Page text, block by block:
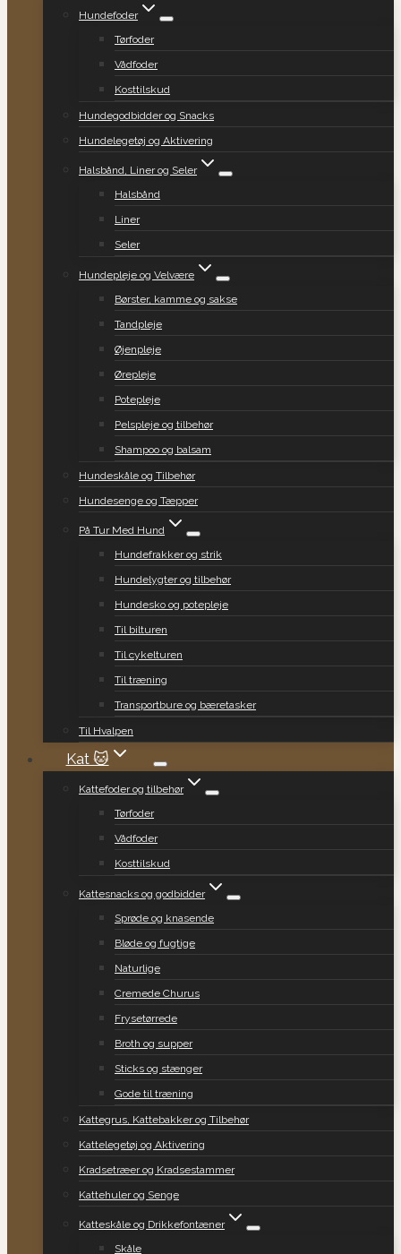
Hundefoder
Tørfoder
Vådfoder
Kosttilskud
Hundegodbidder og Snacks
Hundelegetøj og Aktivering
Halsbånd, Liner og Seler
Halsbånd
Liner
Seler
Hundepleje og Velvære
Børster, kamme og sakse
Tandpleje
Øjenpleje
Ørepleje
Potepleje
Pelspleje og tilbehør
Shampoo og balsam
Hundeskåle og Tilbehør
Hundesenge og Tæpper
På Tur Med Hund
Hundefrakker og strik
Hundelygter og tilbehør
Hundesko og potepleje
Til bilturen
Til cykelturen
Til træning
Transportbure og bæretasker
Til Hvalpen
Kat 🐱
Kattefoder og tilbehør
Tørfoder
Vådfoder
Kosttilskud
Kattesnacks og godbidder
Sprøde og knasende
Bløde og fugtige
Naturlige
Cremede Churus
Frysetørrede
Broth og supper
Sticks og stænger
Gode til træning
Kattegrus, Kattebakker og Tilbehør
Kattelegetøj og Aktivering
Kradsetræer og Kradsestammer
Kattehuler og Senge
Katteskåle og Drikkefontæner
Skåle